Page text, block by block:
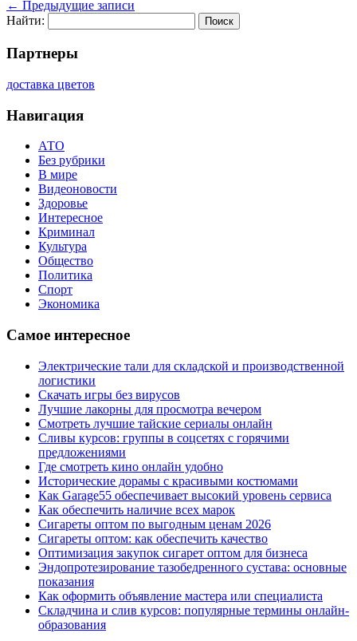
← Предыдущие записи
Найти:
Партнеры
доставка цветов
Навигация
АТО
Без рубрики
В мире
Видеоновости
Здоровье
Интересное
Криминал
Культура
Общество
Политика
Спорт
Экономика
Самое интересное
Электрические тали для складской и производственной
логистики
Скачать игры без вирусов
Лучшие лакорны для просмотра вечером
Смотреть лучшие тайские сериалы онлайн
Сливы курсов: группы в соцсетях с горячими
предложениями
Где смотреть кино онлайн удобно
Исторические дорамы с красивыми костюмами
Как Garage55 обеспечивает высокий уровень сервиса
Как обеспечить наличие всех марок
Сигареты оптом по выгодным ценам 2026
Сигареты оптом: как обеспечить качество
Оптимизация закупок сигарет оптом для бизнеса
Эндопротезирование тазобедренного сустава: основные
показания
Как оформить объявление мастера или специалиста
Складчина и слив курсов: популярные термины онлайн-
образования